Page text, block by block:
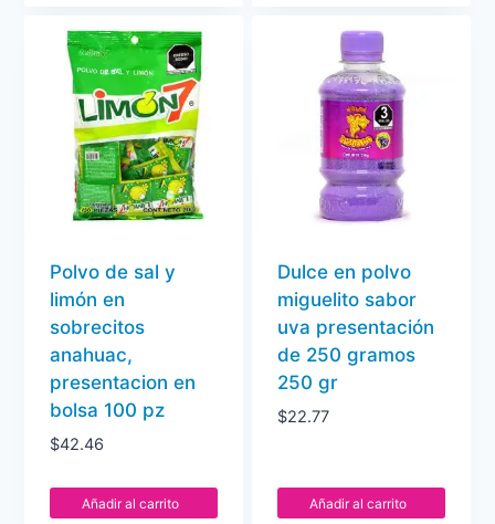
Polvo de sal y
limón en
sobrecitos
anahuac,
presentacion en
bolsa 100 pz
$42.46
Añadir al carrito
Dulce en polvo
miguelito sabor
uva presentación
de 250 gramos
250 gr
$22.77
Añadir al carrito